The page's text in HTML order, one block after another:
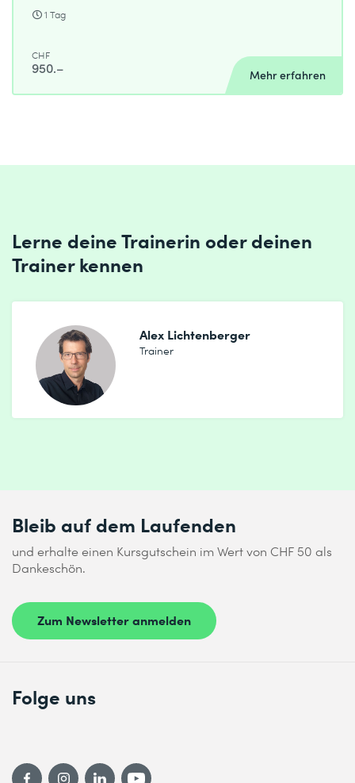
1 Tag
CHF
950.– Mehr erfahren
Lerne deine Trainerin oder deinen
Trainer kennen
Alex Lichtenberger
Trainer
Bleib auf dem Laufenden
und erhalte einen Kursgutschein im Wert von CHF 50 als
Dankeschön.
Zum Newsletter anmelden
Folge uns